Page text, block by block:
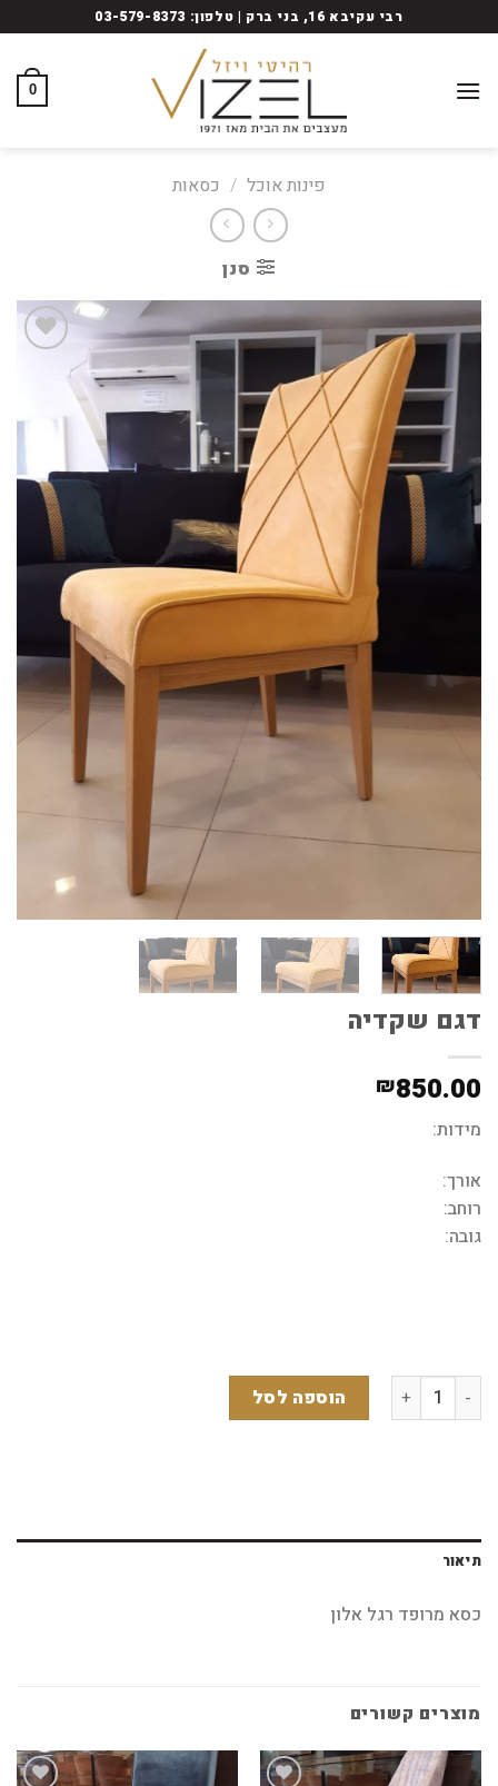
to
רבי עקיבא 16, בני ברק | טלפון: 03-579-8373
0
פינות אוכל / כסאות
סנן
דגם שקדיה
₪850.00
מידות:
אורך:
רוחב:
גובה:
כמות של דגם שקדיההוספה לסל
תיאור
כסא מרופד רגל אלון
מוצרים קשורים